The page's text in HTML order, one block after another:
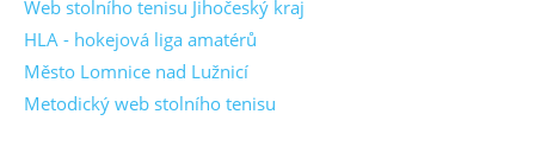
Web stolního tenisu Jihočeský kraj
HLA - hokejová liga amatérů
Město Lomnice nad Lužnicí
Metodický web stolního tenisu